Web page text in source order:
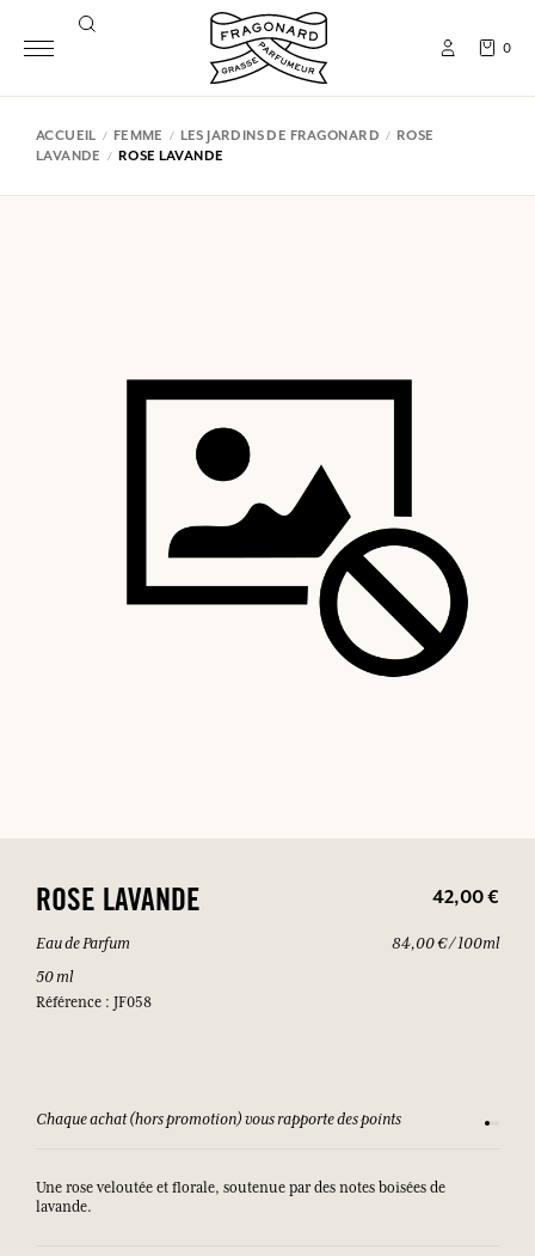
0
ACCUEIL FEMME LES JARDINS DE FRAGONARD
ROSE
LAVANDE
ROSE LAVANDE
ROSE LAVANDE 42,00 €
Eau de Parfum
50 ml
Référence : JF058
84,00 € / 100ml
Chaque achat (hors promotion) vous rapporte des points
Une rose veloutée et florale, soutenue par des notes boisées de
lavande.